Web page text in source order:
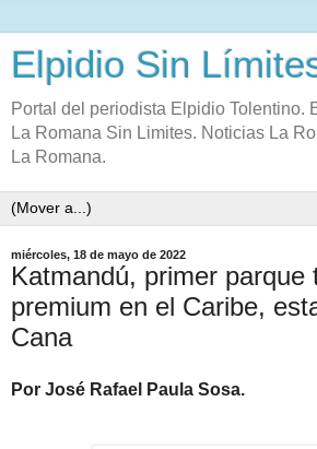
Elpidio Sin
Portal del periodista Elpidio Tolentino.
La Romana Sin Limites. Noticias La
La Romana.
miércoles, 18 de mayo de 2022
Katmandú, primer parque
premium en el Caribe,
Cana
Por José Rafael Paula Sosa.